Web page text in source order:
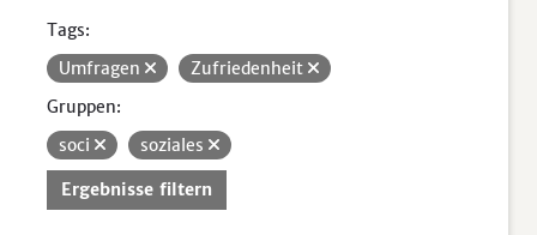
Tags:
Umfragen
Zufriedenheit
Gruppen:
soci
soziales
Ergebnisse filtern